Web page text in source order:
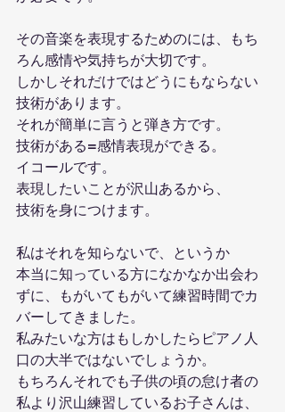
その音楽を表現するためのには、もち
ろん感情や気持ちが大切です。
しかしそれだけではどうにもならない
技術があります。
それが簡単に言うと弾き方です。
技術がある=感情表現ができる。
イコールです。
表現したいことが沢山あるから、
技術を身につけます。
私はそれを知らないで、というか
本当に知っている方になかなか出会わ
ずに、もがいてもがいて練習時間でカ
バーしてきました。
私みたいな方はもしかしたらピアノ人
口の大半ではないでしょうか。
もちろんそれでも子供の頃の怠け者の
私より沢山練習しているお子さんは、